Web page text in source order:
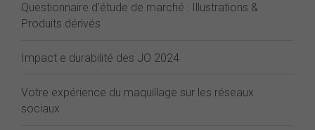
Questionnaire d'étude de marché : Illustrations &
Produits dérivés
Impact e durabilité des JO 2024
Votre expérience du maquillage sur les réseaux
sociaux